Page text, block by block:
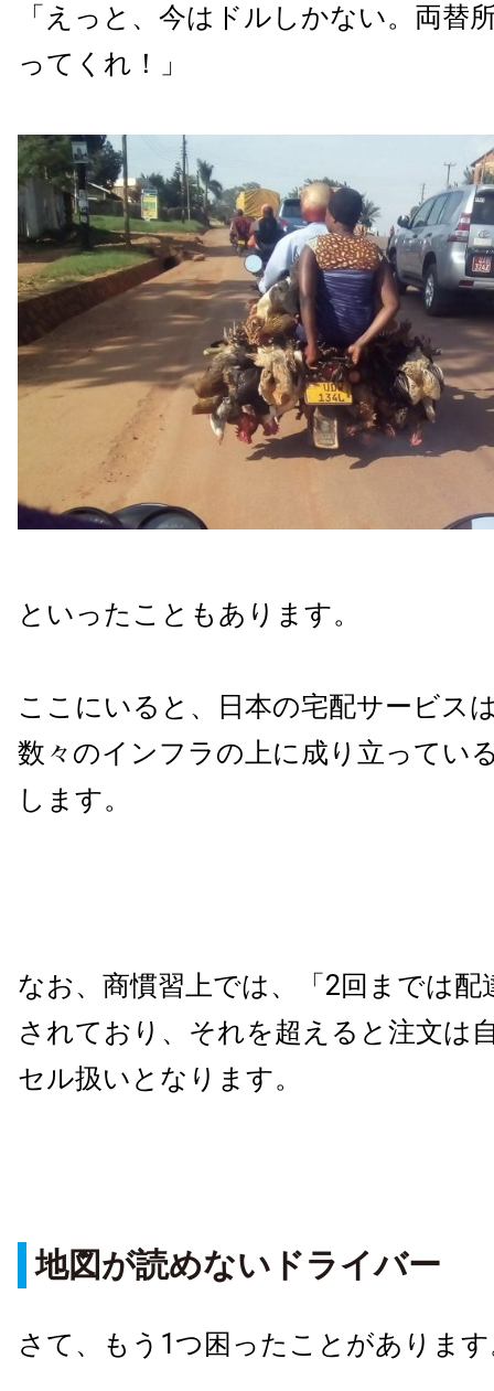
「えっと、今はドルしかない。両替
ってくれ！」
といったこともあります。
ここにいると、日本の宅配サービス
数々のインフラの上に成り立ってい
します。
なお、商慣習上では、「 2回までは配
されており、それを超えると注文は
セル扱いとなります。
地図が読めないドライバー
さて、もう 1 つ困ったことがありま